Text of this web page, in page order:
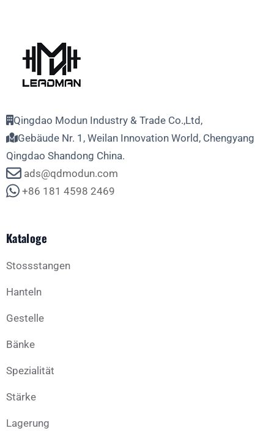
Qingdao Modun Industry & Trade Co.,Ltd,
Gebäude Nr. 1, Weilan Innovation World, Chengyang
Qingdao Shandong China.
ads@qdmodun.com
+86 181 4598 2469
Kataloge
Stossstangen
Hanteln
Gestelle
Bänke
Spezialität
Stärke
Lagerung